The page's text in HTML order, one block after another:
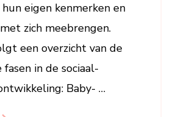
eigen kenmerken en
zich meebrengen.
een overzicht van de
in de sociaal-
Baby- …